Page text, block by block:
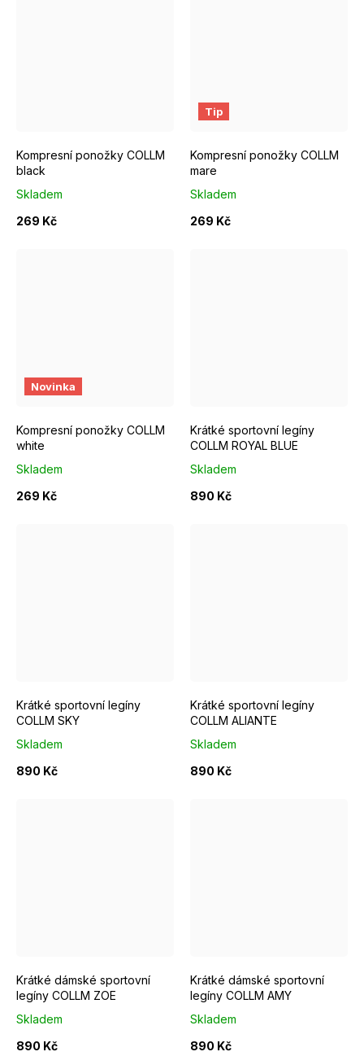
Kompresní ponožky COLLM
black
Skladem
269 Kč
EUR 43 - 46
Tip
Kompresní ponožky COLLM
mare
Skladem
269 Kč
EUR 37 - 39
Novinka
Kompresní ponožky COLLM
white
Skladem
269 Kč
EUR 37 - 39
Krátké sportovní legíny
COLLM ROYAL BLUE
Skladem
890 Kč
Krátké sportovní legíny
COLLM SKY
Skladem
890 Kč
Krátké sportovní legíny
COLLM ALIANTE
Skladem
890 Kč
Krátké dámské sportovní
legíny COLLM ZOE
Skladem
890 Kč
Krátké dámské sportovní
legíny COLLM AMY
Skladem
890 Kč